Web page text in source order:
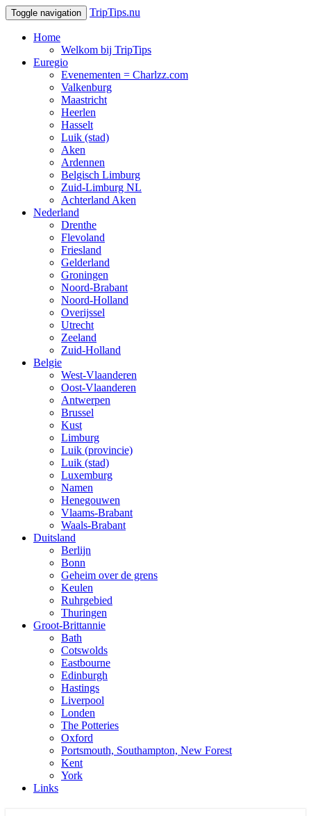
Toggle navigation TripTips.nu
Home
Welkom bij TripTips
Euregio
Evenementen = Charlzz.com
Valkenburg
Maastricht
Heerlen
Hasselt
Luik (stad)
Aken
Ardennen
Belgisch Limburg
Zuid-Limburg NL
Achterland Aken
Nederland
Drenthe
Flevoland
Friesland
Gelderland
Groningen
Noord-Brabant
Noord-Holland
Overijssel
Utrecht
Zeeland
Zuid-Holland
Belgie
West-Vlaanderen
Oost-Vlaanderen
Antwerpen
Brussel
Kust
Limburg
Luik (provincie)
Luik (stad)
Luxemburg
Namen
Henegouwen
Vlaams-Brabant
Waals-Brabant
Duitsland
Berlijn
Bonn
Geheim over de grens
Keulen
Ruhrgebied
Thuringen
Groot-Brittannie
Bath
Cotswolds
Eastbourne
Edinburgh
Hastings
Liverpool
Londen
The Potteries
Oxford
Portsmouth, Southampton, New Forest
Kent
York
Links